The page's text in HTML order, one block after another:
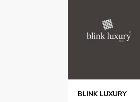
BLINK LUXURY